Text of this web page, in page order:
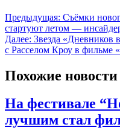
Предыдущая: Съёмки
стартуют летом —
Далее: Звезда «Дневников
с Расселом Кроу в фильме
Похожие новости
На фестивале
лучшим стал